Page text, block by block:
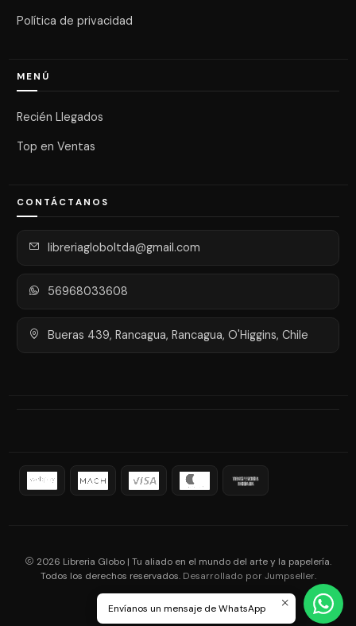
Política de privacidad
MENÚ
Recién Llegados
Top en Ventas
CONTÁCTANOS
libreriagloboltda@gmail.com
56968033608
Bueras 439, Rancagua, Rancagua, O'Higgins, Chile
2026 Libreria Globo | Tu aliado en el mundo del arte y la papelería.
Todos los derechos reservados. Desarrollado por Jumpseller.
Envíanos un mensaje de WhatsApp